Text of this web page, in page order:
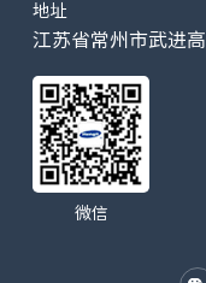
地址
江苏省常州市武进
微信